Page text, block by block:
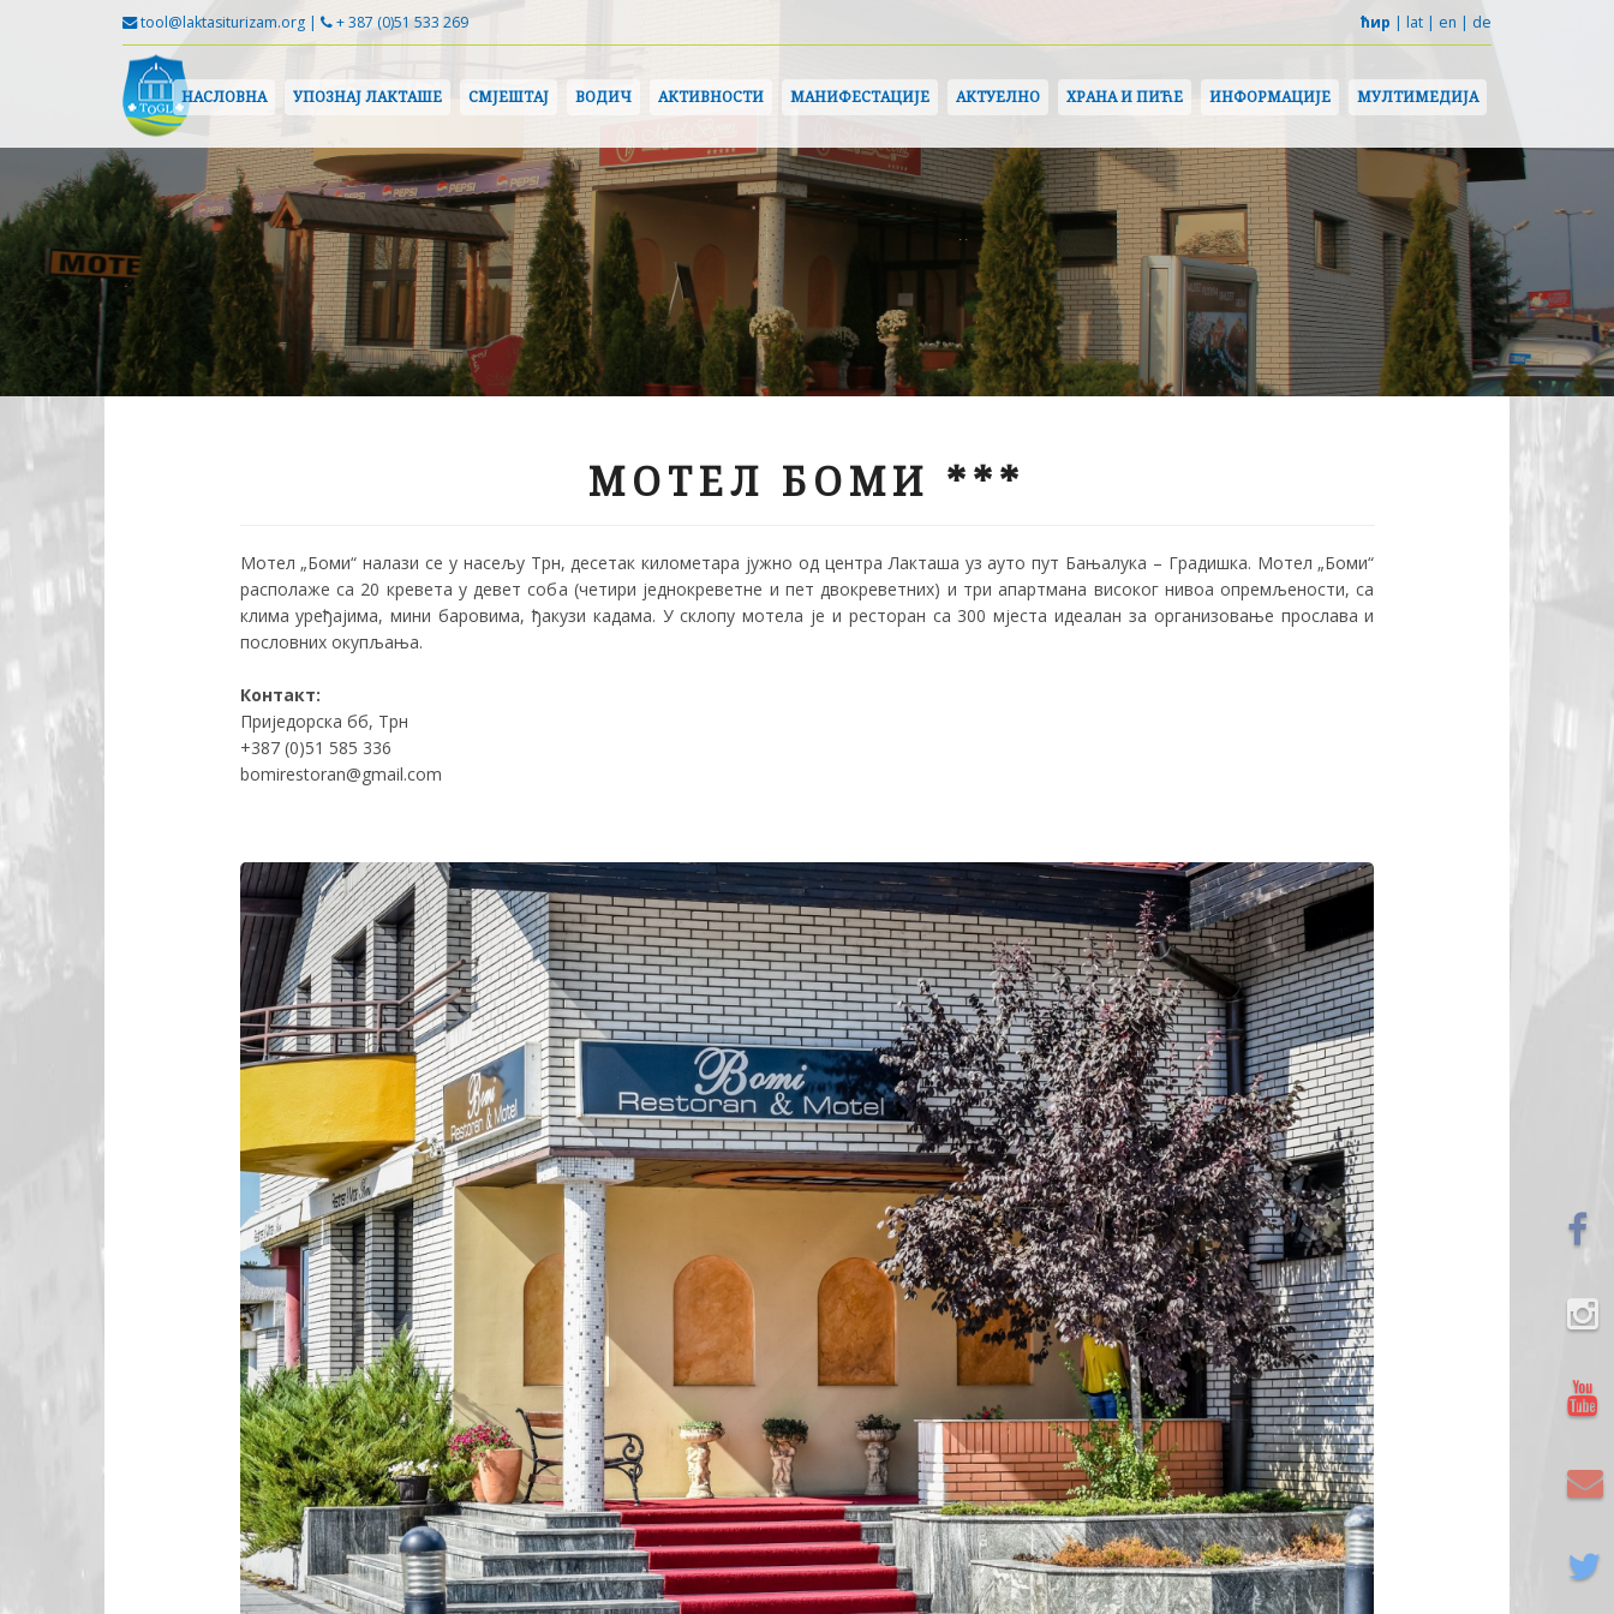
tool@laktasiturizam.org | + 387 (0)51 533 269 ћир | lat | en | de
НАСЛОВНА УПОЗНАЈ ЛАКТАШЕ СМЈЕШТАЈ ВОДИЧ АКТИВНОСТИ МАНИФЕСТАЦИЈЕ АКТУЕЛНО ХРАНА И ПИЋЕ ИНФОРМАЦИЈЕ МУЛТИМЕДИЈА
МОТЕЛ БОМИ ***
Мотел „Боми“ налази се у насељу Трн, десетак километара јужно од центра Лакташа уз ауто пут Бањалука – Градишка. Мотел „Боми“
располаже са 20 кревета у девет соба (четири једнокреветне и пет двокреветних) и три апартмана високог нивоа опремљености, са
клима уређајима, мини баровима, ђакузи кадама. У склопу мотела је и ресторан са 300 мјеста идеалан за организовање прослава и
пословних окупљања.
Контакт:
Приједорска бб, Трн
+387 (0)51 585 336
bomirestoran@gmail.com